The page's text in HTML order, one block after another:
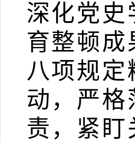
深化党史
育整顿成
八项规定
动，严格
责，紧盯